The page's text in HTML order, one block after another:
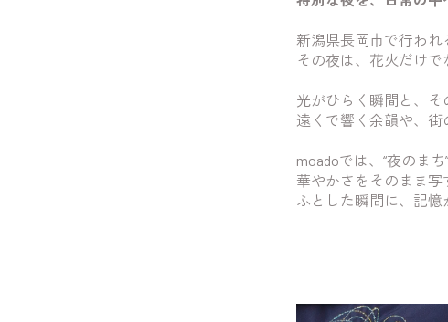
新潟県長岡市で行われ
その夜は、花火だけで
光がひらく瞬間と、そ
遠くで響く余韻や、街
moadoでは、“夜のま
華やかさをそのまま写
ふとした瞬間に、記憶